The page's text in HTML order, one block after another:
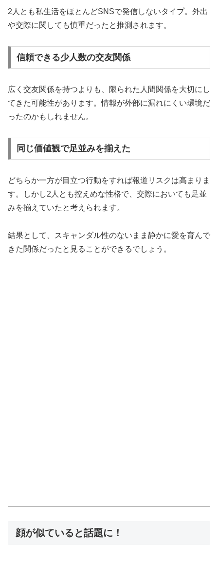
2人とも私生活をほとんどSNSで発信しないタイプ。外出
や交際に関しても慎重だったと推測されます。
信頼できる少人数の交友関係
広く交友関係を持つよりも、限られた人間関係を大切にし
てきた可能性があります。情報が外部に漏れにくい環境だ
ったのかもしれません。
同じ価値観で足並みを揃えた
どちらか一方が目立つ行動をすれば報道リスクは高まりま
す。しかし2人とも控えめな性格で、交際においても足並
みを揃えていたと考えられます。
結果として、スキャンダル性のないまま静かに愛を育んで
きた関係だったと見ることができるでしょう。
顔が似ていると話題に！